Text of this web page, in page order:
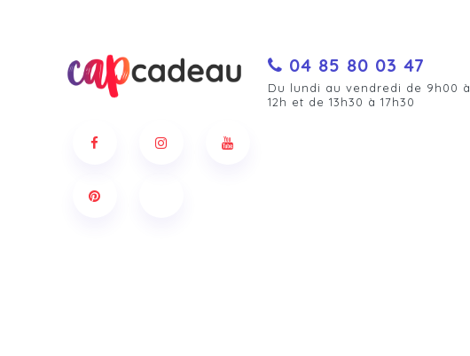
04 85 80 03 47
Du lundi au vendredi de 9h00 à
12h et de 13h30 à 17h30